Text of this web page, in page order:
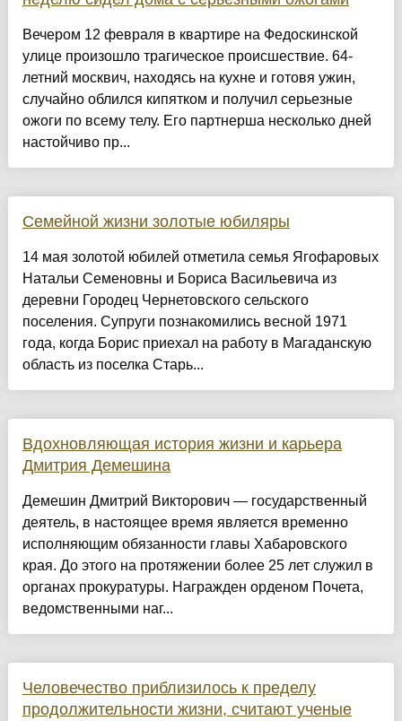
Вечером 12 февраля в квартире на Федоскинской
улице произошло трагическое происшествие. 64-
летний москвич, находясь на кухне и готовя ужин,
случайно облился кипятком и получил серьезные
ожоги по всему телу. Его партнерша несколько дней
настойчиво пр...
Семейной жизни золотые юбиляры
14 мая золотой юбилей отметила семья Ягофаровых
Натальи Семеновны и Бориса Васильевича из
деревни Городец Чернетовского сельского
поселения. Супруги познакомились весной 1971
года, когда Борис приехал на работу в Магаданскую
область из поселка Старь...
Вдохновляющая история жизни и карьера
Дмитрия Демешина
Демешин Дмитрий Викторович — государственный
деятель, в настоящее время является временно
исполняющим обязанности главы Хабаровского
края. До этого на протяжении более 25 лет служил в
органах прокуратуры. Награжден орденом Почета,
ведомственными наг...
Человечество приблизилось к пределу
продолжительности жизни, считают ученые